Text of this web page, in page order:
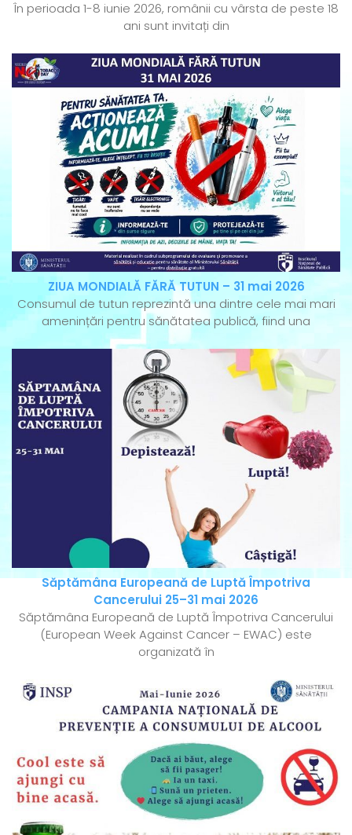
În perioada 1-8 iunie 2026, românii cu vârsta de peste 18
ani sunt invitați din
ZIUA MONDIALĂ FĂRĂ TUTUN – 31 mai 2026
Consumul de tutun reprezintă una dintre cele mai mari
amenințări pentru sănătatea publică, fiind una
Săptămâna Europeană de Luptă Împotriva
Cancerului 25–31 mai 2026
Săptămâna Europeană de Luptă Împotriva Cancerului
(European Week Against Cancer – EWAC) este
organizată în